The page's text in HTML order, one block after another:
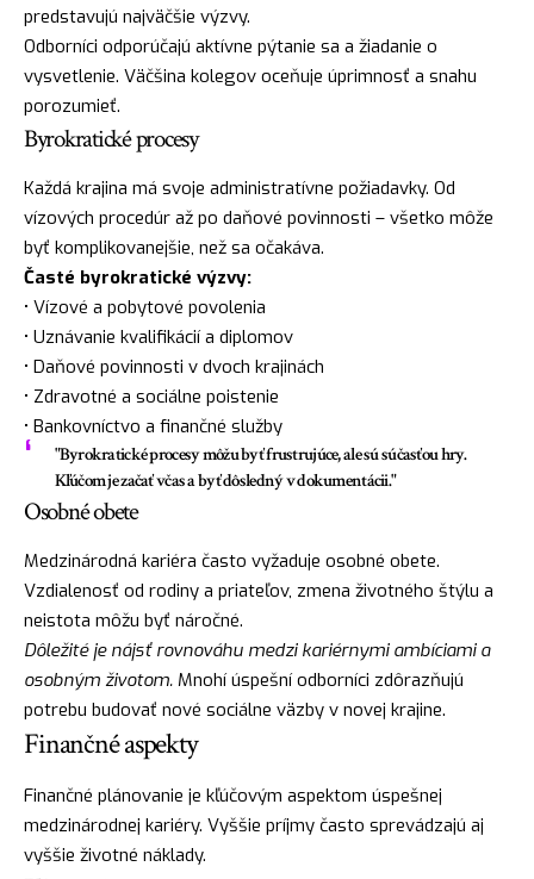
predstavujú najväčšie výzvy.
Odborníci odporúčajú aktívne pýtanie sa a žiadanie o
vysvetlenie. Väčšina kolegov oceňuje úprimnosť a snahu
porozumieť.
Byrokratické procesy
Každá krajina má svoje administratívne požiadavky. Od
vízových procedúr až po daňové povinnosti – všetko môže
byť komplikovanejšie, než sa očakáva.
Časté byrokratické výzvy:
• Vízové a pobytové povolenia
• Uznávanie kvalifikácií a diplomov
• Daňové povinnosti v dvoch krajinách
• Zdravotné a sociálne poistenie
• Bankovníctvo a finančné služby
"Byrokratické procesy môžu byť frustrujúce, ale sú súčasťou hry.
Kľúčom je začať včas a byť dôsledný v dokumentácii."
Osobné obete
Medzinárodná kariéra často vyžaduje osobné obete.
Vzdialenosť od rodiny a priateľov, zmena životného štýlu a
neistota môžu byť náročné.
Dôležité je nájsť rovnováhu medzi kariérnymi ambíciami a
osobným životom. Mnohí úspešní odborníci zdôrazňujú
potrebu budovať nové sociálne väzby v novej krajine.
Finančné aspekty
Finančné plánovanie je kľúčovým aspektom úspešnej
medzinárodnej kariéry. Vyššie príjmy často sprevádzajú aj
vyššie životné náklady.